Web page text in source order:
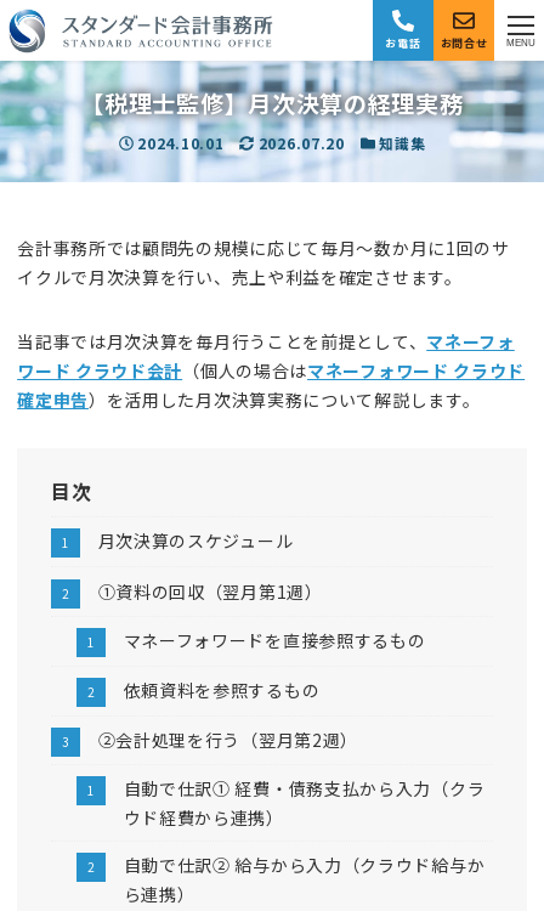
お電話 お問合せ MENU
【税理士監修】月次決算の経理実務
投稿日
2024.10.01 更新日
2026.07.20 カテゴリー
知識集
会計事務所では顧問先の規模に応じて毎月～数か月に1回のサ
イクルで月次決算を行い、売上や利益を確定させます。
当記事では月次決算を毎月行うことを前提として、 マネーフォ
ワード クラウド会計 （個人の場合はマネーフォワード クラウド
確定申告）を活用した月次決算実務について解説します。
目次
月次決算のスケジュール
①資料の回収（翌月第1週）
マネーフォワードを直接参照するもの
依頼資料を参照するもの
②会計処理を行う（翌月第2週）
自動で仕訳① 経費・債務支払から入力（クラ
ウド経費から連携）
自動で仕訳② 給与から入力（クラウド給与か
ら連携）